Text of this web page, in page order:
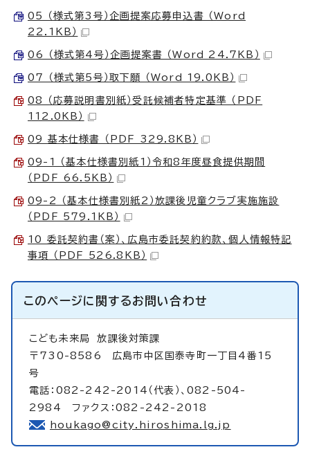
05 （様式第3号）企画提案応募申込書 （Word
22.1KB）
06 （様式第4号）企画提案書 （Word 24.7KB）
07 （様式第5号）取下願 （Word 19.0KB）
08 （応募説明書別紙）受託候補者特定基準 （PDF
112.0KB）
09 基本仕様書 （PDF 329.8KB）
09-1 （基本仕様書別紙1）令和8年度昼食提供期間
（PDF 66.5KB）
09-2 （基本仕様書別紙2）放課後児童クラブ実施施設
（PDF 579.1KB）
10 委託契約書（案）、広島市委託契約約款、個人情報特記
事項 （PDF 526.8KB）
このページに関するお問い合わせ
こども未来局放課後対策課
〒730-8586 広島市中区国泰寺町一丁目4番15
号
電話：082-242-2014（代表）、082-504-
2984 ファクス：082-242-2018
houkago@city.hiroshima.lg.jp